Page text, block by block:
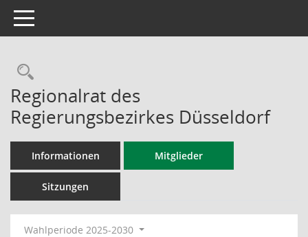
Toggle navigation
Rechercheauswahl
Regionalrat des
Regierungsbezirkes Düsseldorf
Informationen Mitglieder
Sitzungen
Wahlperiode 2025-2030